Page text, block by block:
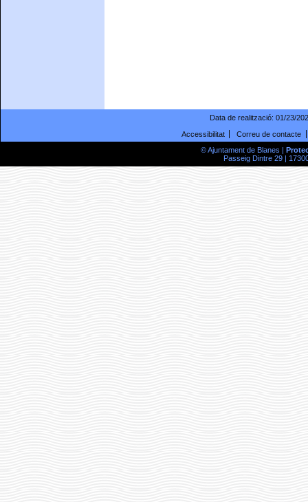
Data de realització: 01/23/
Accessibilitat
Correu de contacte
© Ajuntament de Blanes |
Passeig Dintre 29 |